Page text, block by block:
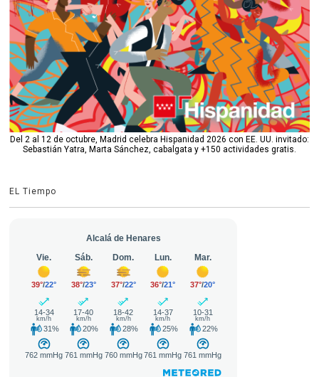
Del 2 al 12 de octubre, Madrid celebra Hispanidad 2026 con EE. UU. invitado:
Sebastián Yatra, Marta Sánchez, cabalgata y +150 actividades gratis.
EL Tiempo